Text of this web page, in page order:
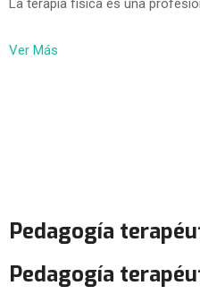
La terapia física es una
Ver Más
Pedagogía
Pedagogía